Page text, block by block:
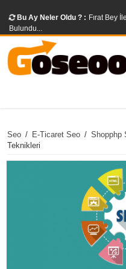
Bu Ay Neler Oldu ? : Fırat Bey
Bulundu...
Seo / E-Ticaret Seo / Shopphp
Teknikleri